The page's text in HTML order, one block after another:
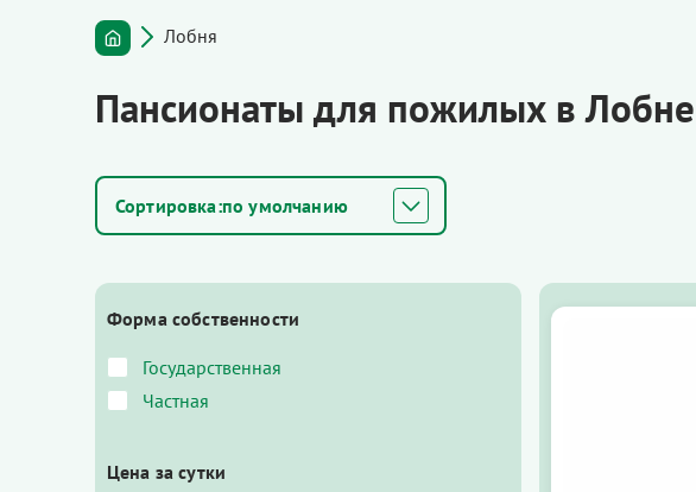
Лобня
Пансионаты для пожилых в Лобне
по умолчанию
Форма собственности
Государственная
Частная
Цена за сутки